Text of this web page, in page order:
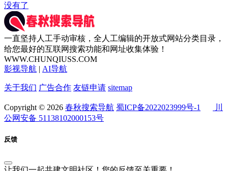
没有了
一直坚持人工手动审核，全人工编辑的开放式网站分类目录，
给您最好的互联网搜索功能和网址收集体验！
WWW.CHUNQIUSS.COM
影视导航 | AI导航
关于我们 广告合作 友链申请 sitemap
Copyright © 2026 春秋搜索导航 蜀ICP备2022023999号-1
川
公网安备 51138102000153号
反馈